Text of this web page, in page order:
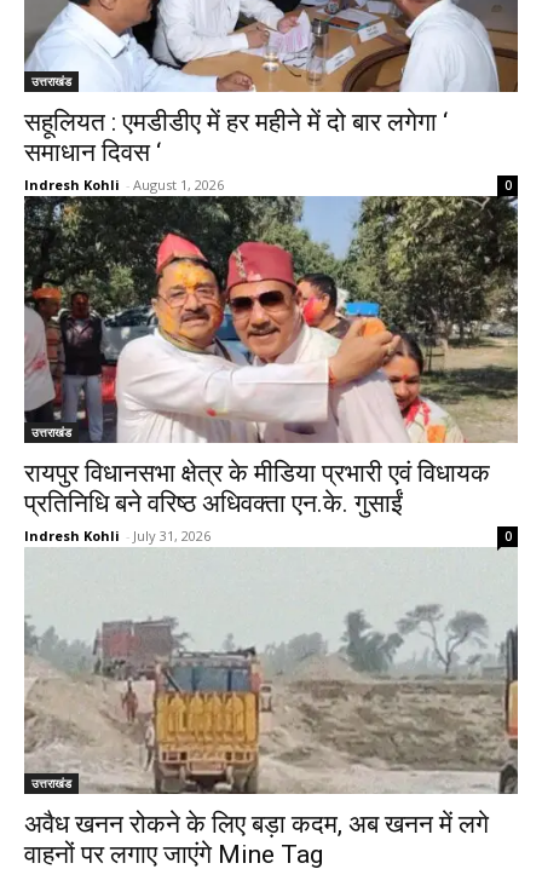
उत्तराखंड
सहूलियत : एमडीडीए में हर महीने में दो बार लगेगा ‘
समाधान दिवस ‘
Indresh Kohli - August 1, 2026 0
उत्तराखंड
रायपुर विधानसभा क्षेत्र के मीडिया प्रभारी एवं विधायक
प्रतिनिधि बने वरिष्ठ अधिवक्ता एन.के. गुसाईं
Indresh Kohli - July 31, 2026 0
उत्तराखंड
अवैध खनन रोकने के लिए बड़ा कदम, अब खनन में लगे
वाहनों पर लगाए जाएंगे Mine Tag